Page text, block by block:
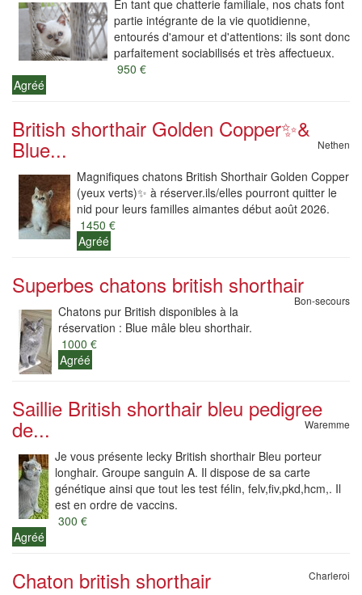
En tant que chatterie familiale, nos chats font
partie intégrante de la vie quotidienne,
entourés d'amour et d'attentions: ils sont donc
parfaitement sociabilisés et très affectueux.
950 €
Agréé
British shorthair Golden Copper✨️&
Blue... Nethen
Magnifiques chatons British Shorthair Golden Copper
(yeux verts)✨️ à réserver.ils/elles pourront quitter le
nid pour leurs familles aimantes début août 2026.
1450 €
Agréé
Superbes chatons british shorthair
Bon-secours
Chatons pur British disponibles à la
réservation : Blue mâle bleu shorthair.
1000 €
Agréé
Saillie British shorthair bleu pedigree
de... Waremme
Je vous présente lecky British shorthair Bleu porteur
longhair. Groupe sanguin A. Il dispose de sa carte
génétique ainsi que tout les test félin, felv,fiv,pkd,hcm,. Il
est en ordre de vaccins.
300 €
Agréé
Chaton british shorthair Charleroi